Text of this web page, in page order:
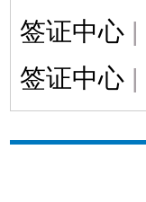
签证中心 |
签证中心 |